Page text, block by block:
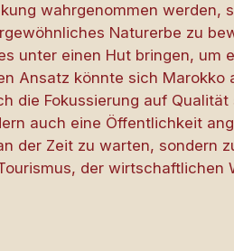
wahrgenommen werden,
Naturerbe zu
unter einen Hut bringen, um
Ansatz könnte sich Marokko
die Fokussierung auf
auch eine Öffentlichkeit
der Zeit zu warten, sondern
der